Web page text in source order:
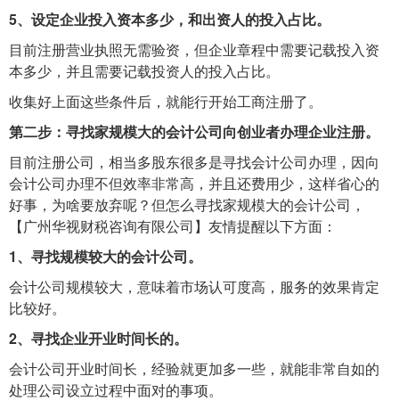
5、设定企业投入资本多少，和出资人的投入占比。
目前注册营业执照无需验资，但企业章程中需要记载投入资
本多少，并且需要记载投资人的投入占比。
收集好上面这些条件后，就能行开始工商注册了。
第二步：寻找家规模大的会计公司向创业者办理企业注册。
目前注册公司，相当多股东很多是寻找会计公司办理，因向
会计公司办理不但效率非常高，并且还费用少，这样省心的
好事，为啥要放弃呢？但怎么寻找家规模大的会计公司，
【广州华视财税咨询有限公司】友情提醒以下方面：
1、寻找规模较大的会计公司。
会计公司规模较大，意味着市场认可度高，服务的效果肯定
比较好。
2、寻找企业开业时间长的。
会计公司开业时间长，经验就更加多一些，就能非常自如的
处理公司设立过程中面对的事项。